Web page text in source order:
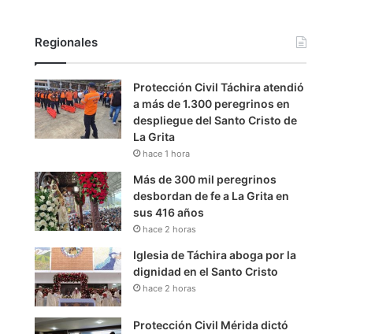
Regionales
Protección Civil Táchira atendió
a más de 1.300 peregrinos en
despliegue del Santo Cristo de
La Grita
hace 1 hora
Más de 300 mil peregrinos
desbordan de fe a La Grita en
sus 416 años
hace 2 horas
Iglesia de Táchira aboga por la
dignidad en el Santo Cristo
hace 2 horas
Protección Civil Mérida dictó